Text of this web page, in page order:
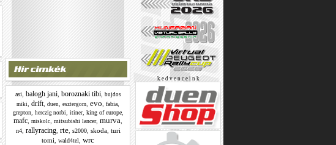
asi balogh jani, boroznaki tibi, bujdos
miki drift duen esztergom evo fabia
grepton, herczig norbi itiner, king of europe,
mafc miskolc mitsubishi lancer, murva
n4, rallyracing, rte, s2000, skoda, turi
tomi
wald4tel wrc
k e d v e n c e i n k